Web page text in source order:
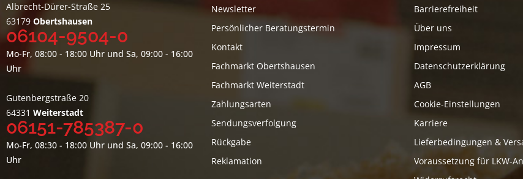
Albrecht-Dürer-Straße 25
63179 Obertshausen
06104-9504-0
Mo-Fr, 08:00 - 18:00 Uhr und Sa, 09:00 - 16:00
Uhr
Gutenbergstraße 20
64331 Weiterstadt
06151-785387-0
Mo-Fr, 08:30 - 18:00 Uhr und Sa, 09:00 - 16:00
Uhr
Newsletter
Persönlicher Beratungstermin
Kontakt
Fachmarkt Obertshausen
Fachmarkt Weiterstadt
Zahlungsarten
Sendungsverfolgung
Rückgabe
Reklamation
Barrierefreiheit
Über uns
Impressum
Datenschutzerklärung
AGB
Cookie-Einstellungen
Karriere
Lieferbedingungen &
Voraussetzung für LKW-